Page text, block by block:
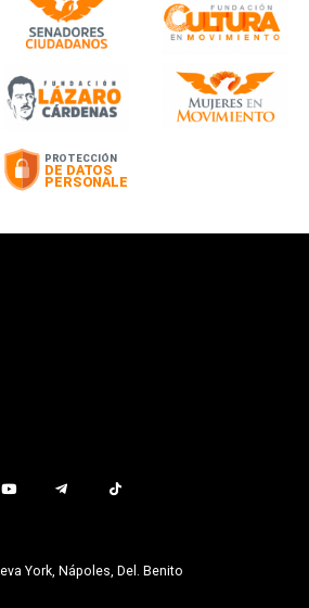
York, Nápoles, Del. Benito